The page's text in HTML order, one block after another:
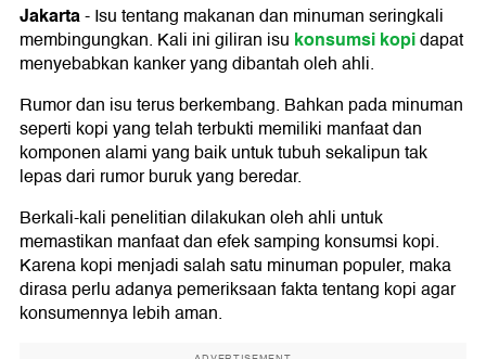
Jakarta-Isu tentang makanan dan minuman seringkali
membingungkan. Kali ini giliran isu konsumsi kopidapat
menyebabkan kanker yang dibantah oleh ahli.
Rumor dan isu terus berkembang. Bahkan pada minuman
seperti kopi yang telah terbukti memiliki manfaat dan
komponen alami yang baik untuk tubuh sekalipun tak
lepas dari rumor buruk yang beredar.
Berkali-kali penelitian dilakukan oleh ahli untuk
memastikan manfaat dan efek samping konsumsi kopi.
Karena kopi menjadi salah satu minuman populer, maka
dirasa perlu adanya pemeriksaan fakta tentang kopi agar
konsumennya lebih aman.